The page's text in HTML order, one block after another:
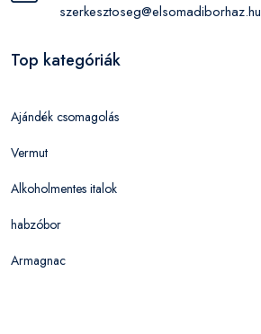
szerkesztoseg@elsomadiborhaz.hu
Top kategóriák
Ajándék csomagolás
Vermut
Alkoholmentes italok
habzóbor
Armagnac